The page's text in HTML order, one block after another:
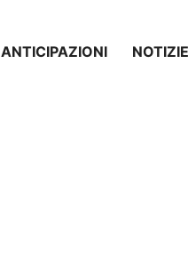
ANTICIPAZIONI NOTIZIE